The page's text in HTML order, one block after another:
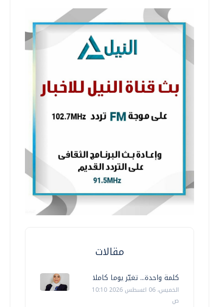
مقالات
كلمة واحدة... تغيّر يوما كاملا
الخميس، 06 اغسطس 2026 10:10
ص